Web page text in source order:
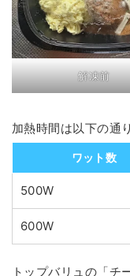
解凍前
加熱時間は以下の通
ワット数
500W
600W
トップバリュの「チ